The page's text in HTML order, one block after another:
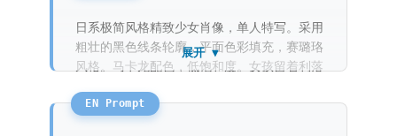
日系极简风格精致少女肖像，单人特写。采用
粗壮的黑色线条轮廓，平面色彩填充，赛璐珞
风格。马卡龙配色，低饱和度。女孩留着利落
粉紫色纯色。高对比度的光影效果，整体呈现
出一种现代、高冷且充满质感的二次元氛围。
展开 ▼